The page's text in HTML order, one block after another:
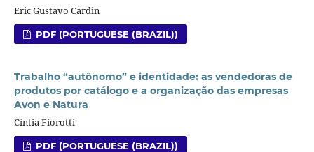
Eric Gustavo Cardin
PDF (PORTUGUESE (BRAZIL))
Trabalho “autônomo” e identidade: as vendedoras de
produtos por catálogo e a organização das empresas
Avon e Natura
Cíntia Fiorotti
PDF (PORTUGUESE (BRAZIL))